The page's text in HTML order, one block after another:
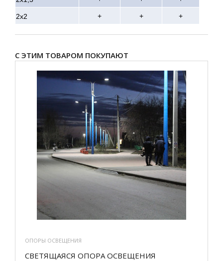
2х2 + + +
С ЭТИМ ТОВАРОМ ПОКУПАЮТ
ОПОРЫ ОСВЕЩЕНИЯ
СВЕТЯЩАЯСЯ ОПОРА ОСВЕЩЕНИЯ